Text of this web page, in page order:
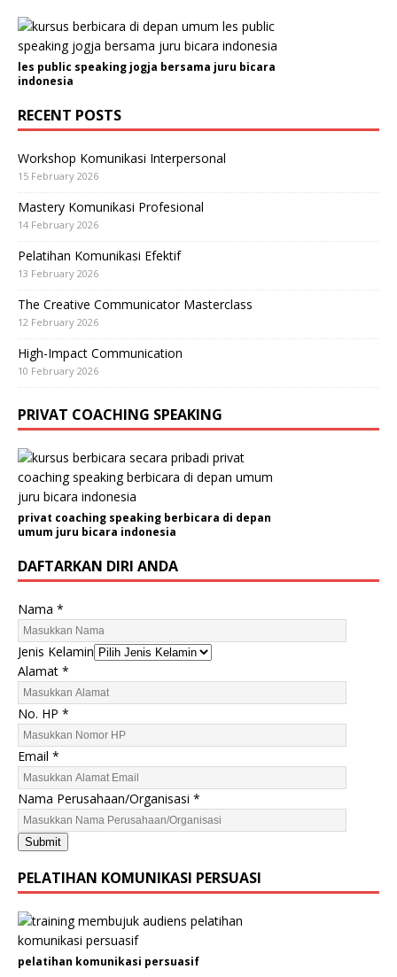
les public speaking jogja bersama juru bicara
indonesia
RECENT POSTS
Workshop Komunikasi Interpersonal
15 February 2026
Mastery Komunikasi Profesional
14 February 2026
Pelatihan Komunikasi Efektif
13 February 2026
The Creative Communicator Masterclass
12 February 2026
High-Impact Communication
10 February 2026
PRIVAT COACHING SPEAKING
privat coaching speaking berbicara di depan
umum juru bicara indonesia
DAFTARKAN DIRI ANDA
Nama *
Jenis Kelamin
N
a
m
a
H
P
E
m
a
i
Alamat *
No. HP *
Email *
Nama Perusahaan/Organisasi *
Submit
PELATIHAN KOMUNIKASI PERSUASI
pelatihan komunikasi persuasif